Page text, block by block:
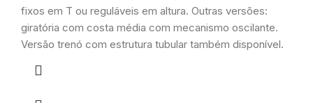
fixos em T ou reguláveis em altura. Outras versões:
giratória com costa média com mecanismo oscilante.
Versão trenó com estrutura tubular também disponível.